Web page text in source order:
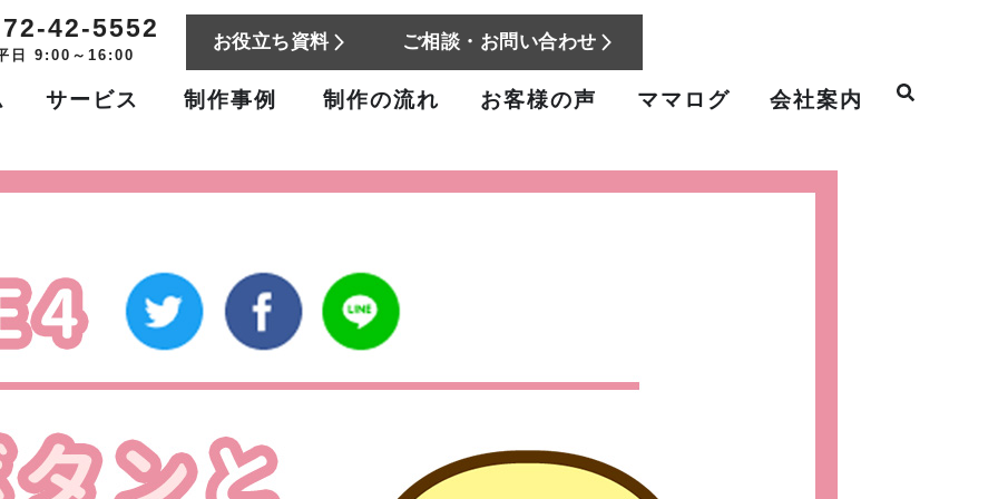
42-5552
日 9:00～16:00
お役立ち資料 ご相談・お問い合わせ
サービス 制作事例 制作の流れ お客様の声 ママログ 会社案内